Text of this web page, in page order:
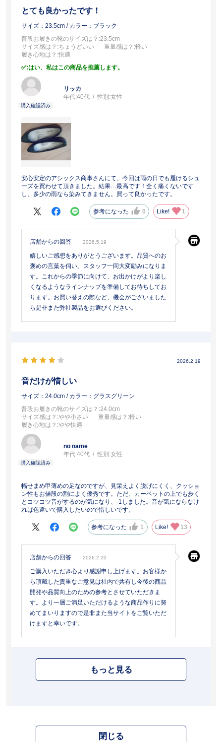
とても良かったです！
サイズ：23.5cm / カラー：ブラック
普段お履きの靴のサイズは？ :23.5cm
サイズ感は？ :ちょうどいい 重量感は？ :軽い
履き心地は？ :快適
:はい、私はこの商品を推薦します。
リッカ
年代:40代 性別:女性
安心安定のアシックス商事さんにて、今回は雨の日でも履けるシュ
ーズを買わせて頂きました。結果…最高です！全く痛くないです
し、多少の雨なら染みてきません。買って良かったです。
参考になった 0 Like! 1
店舗からの回答 2026.5.19
嬉しいご感想をありがとうございます。品質へのお
褒めの言葉を伺い、スタッフ一同大変励みになりま
す。これからの季節に向けて、お出かけがより楽し
くなるようなラインナップを準備してお待ちしてお
ります。お買い替えの際など、機会がございました
ら是非また弊社製品をお選びください。
2026.2.19
音だけが惜しい
サイズ：24.0cm / カラー：グラスグリーン
普段お履きの靴のサイズは？ :24.0cm
サイズ感は？ :やや小さい 重量感は？ :軽い
履き心地は？ :やや快適
no name
年代:40代 性別:女性
幅せまめ甲薄めの足なのですが、見栄えよく脱げにくく、クッショ
ン性もお値段の割によく優秀です。ただ、カーペットの上でも歩く
とコツコツ音がするのが気になり、-1しました。音が気にならなけ
れば色違いで購入したいので惜しいです。
参考になった 1 Like! 13
店舗からの回答 2026.2.20
ご購入いただき心より感謝申し上げます。お客様か
ら頂戴した貴重なご意見は社内で共有し今後の商品
開発や品質向上のための参考とさせていただきま
す。より一層ご満足いただけるような商品作りに努
めてまいりますので是非また当サイトをご覧いただ
けますと幸いです。
もっと見る
閉じる